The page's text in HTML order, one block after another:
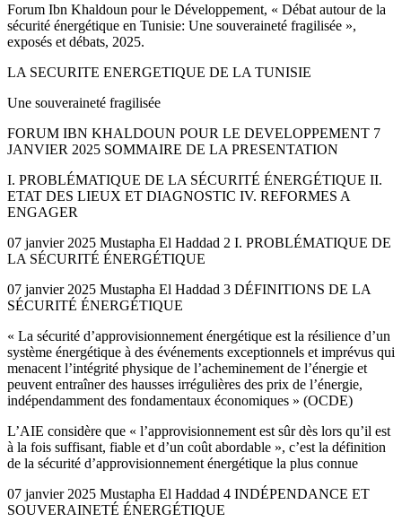
Forum Ibn Khaldoun pour le Développement, « Débat autour de la
sécurité énergétique en Tunisie: Une souveraineté fragilisée »,
exposés et débats, 2025.
LA SECURITE ENERGETIQUE DE LA TUNISIE
Une souveraineté fragilisée
FORUM IBN KHALDOUN POUR LE DEVELOPPEMENT 7
JANVIER 2025 SOMMAIRE DE LA PRESENTATION
I. PROBLÉMATIQUE DE LA SÉCURITÉ ÉNERGÉTIQUE II.
ETAT DES LIEUX ET DIAGNOSTIC IV. REFORMES A
ENGAGER
07 janvier 2025 Mustapha El Haddad 2 I. PROBLÉMATIQUE DE
LA SÉCURITÉ ÉNERGÉTIQUE
07 janvier 2025 Mustapha El Haddad 3 DÉFINITIONS DE LA
SÉCURITÉ ÉNERGÉTIQUE
« La sécurité d’approvisionnement énergétique est la résilience d’un
système énergétique à des événements exceptionnels et imprévus qui
menacent l’intégrité physique de l’acheminement de l’énergie et
peuvent entraîner des hausses irrégulières des prix de l’énergie,
indépendamment des fondamentaux économiques » (OCDE)
L’AIE considère que « l’approvisionnement est sûr dès lors qu’il est
à la fois suffisant, fiable et d’un coût abordable », c’est la définition
de la sécurité d’approvisionnement énergétique la plus connue
07 janvier 2025 Mustapha El Haddad 4 INDÉPENDANCE ET
SOUVERAINETÉ ÉNERGÉTIQUE